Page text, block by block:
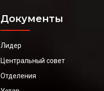
Документы
Лидер
Центральный совет
Отделения